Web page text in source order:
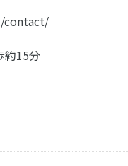
contact/
約15分